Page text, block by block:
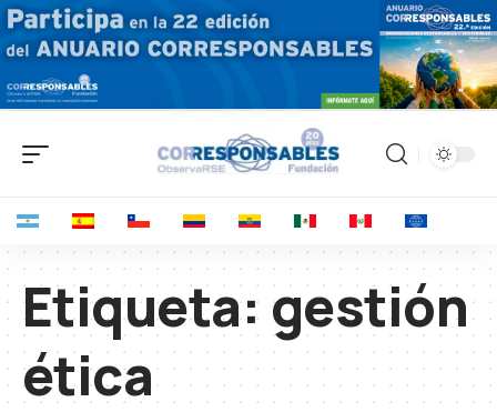
Etiqueta: gestión
ética